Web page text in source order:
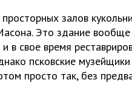
залов
Это здание вообще
в свое время
псковские
просто так, без